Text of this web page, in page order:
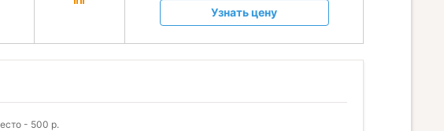
Узнать цену
- 500 р.